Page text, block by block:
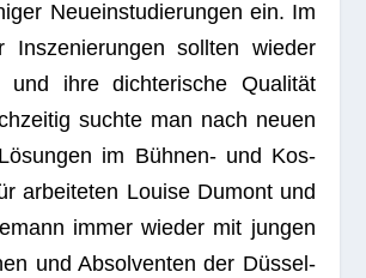
Neu­ein­stu­die­run­gen ein. Im
Insze­nie­run­gen soll­ten wie­der
und ihre dich­te­ri­sche Qua­li­tät
suchte man nach neuen
im Büh­nen- und Kos­
arbei­te­ten Louise Dumont und
immer wie­der mit jun­gen
und Absol­ven­ten der Düs­sel­